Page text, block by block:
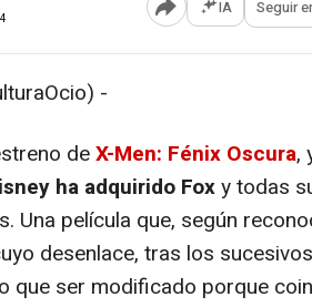
Abrir opciones para
IA Seguir
-
deX-Men: Fénix Oscura,
ha adquirido Foxy todas
Una película que, según
desenlace, tras los
que ser modificado porque